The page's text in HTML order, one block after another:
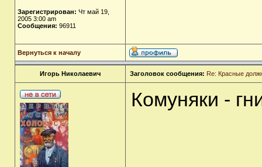
Зарегистрирован: Чт май 19,
2005 3:00 am
Сообщения: 96911
Вернуться к началу
Игорь Николаевич Заголовок сообщения: Re: Красные
Комуняки -